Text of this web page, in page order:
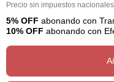
Precio sin impuestos
5% OFF abonando con
10% OFF abonando con